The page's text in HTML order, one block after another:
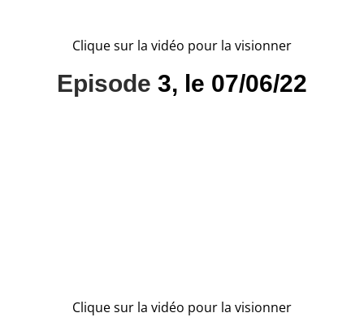
Clique sur la vidéo pour la visionner
Episode 3, le 07/06/22
Clique sur la vidéo pour la visionner